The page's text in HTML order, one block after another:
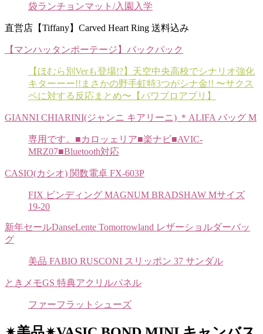
袋ランチョンマット/入園入学
直営店【Tiffany】Carved Heart Ring 送料込み
【マンハッタンポーテージ】バックパック
【ほむら別Verも登場!?】天空中央高校でシナリオ強化
キターーー!!まさかの野手虹特3つがシナ金!! 〜サクス
ペに対する反応まとめ〜【パワプロアプリ】
GIANNI CHIARINI(ジャンニ キアリーニ) ＊ALIFA バッグ M
専用です。■カロッェリア■楽ナビ■AVIC-
MRZ07■Bluetooth対応
CASIO(カシオ) 関数電卓 FX-603P
FIX ビンディング MAGNUM BRADSHAW Mサイズ
19-20
新年セールDanseLente Tomorrowland レザーショルダーバッ
グ
美品 FABIO RUSCONI スリッポン 37 サンダル
ときメモGS 特典アクリルパネル
ファーフラットシューズ